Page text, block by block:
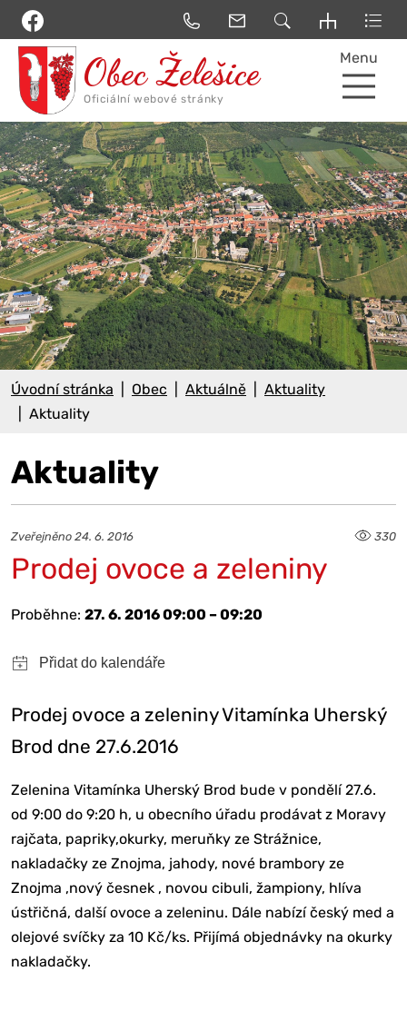
Menu
Úvodní stránka Obec Aktuálně
Aktuality
Aktuality
Aktuality
Zveřejněno 24. 6. 2016 330
Prodej ovoce a zeleniny
Proběhne: 27. 6. 2016 09:00 – 09:20
Prodej ovoce a zeleniny Vitamínka Uherský
Brod dne 27.6.2016
Zelenina Vitamínka Uherský Brod bude v pondělí 27.6.
od 9:00 do 9:20 h, u obecního úřadu prodávat z Moravy
rajčata, papriky,okurky, meruňky ze Strážnice,
nakladačky ze Znojma, jahody, nové brambory ze
Znojma ,nový česnek , novou cibuli, žampiony, hlíva
ústřičná, další ovoce a zeleninu. Dále nabízí český med a
olejové svíčky za 10 Kč/ks. Přijímá objednávky na okurky
nakladačky.